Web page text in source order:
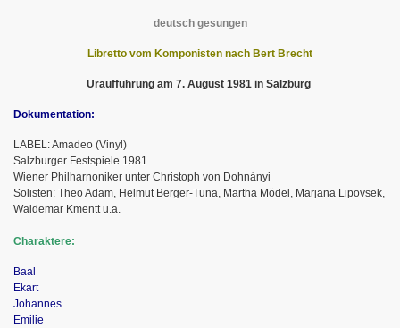
deutsch gesungen
Libretto vom Komponisten nach Bert Brecht
Uraufführung am 7. August 1981 in Salzburg
Dokumentation:
LABEL: Amadeo (Vinyl)
Salzburger Festspiele 1981
Wiener Philharnoniker unter Christoph von Dohnányi
Solisten: Theo Adam, Helmut Berger-Tuna, Martha Mödel, Marjana Lipovsek,
Waldemar Kmentt u.a.
Charaktere:
Baal
Ekart
Johannes
Emilie